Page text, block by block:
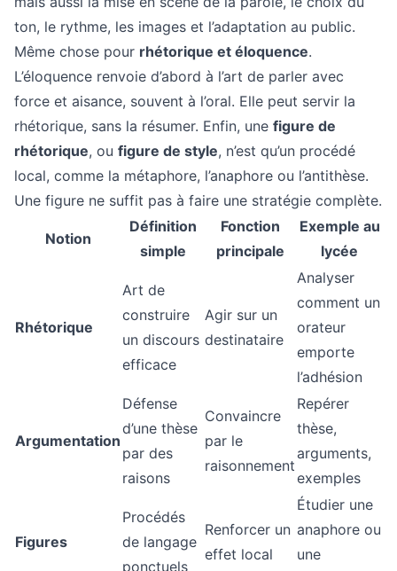
ton, le rythme, les images et l’adaptation au public.
Même chose pour rhétorique et éloquence.
L’éloquence renvoie d’abord à l’art de parler avec
force et aisance, souvent à l’oral. Elle peut servir la
rhétorique, sans la résumer. Enfin, une figure de
rhétorique, ou figure de style, n’est qu’un procédé
local, comme la métaphore, l’anaphore ou l’antithèse.
Une figure ne suffit pas à faire une stratégie complète.
Notion
Définition
simple
Fonction
principale
Exemple au
lycée
Rhétorique
Art de
construire
un discours
efficace
Agir sur un
destinataire
Analyser
comment un
orateur
emporte
l’adhésion
Argumentation
Défense
d’une thèse
par des
raisons
Convaincre
par le
raisonnement
Repérer
thèse,
arguments,
exemples
Figures
Procédés
de langage
ponctuels
Renforcer un
effet local
Étudier une
anaphore ou
une